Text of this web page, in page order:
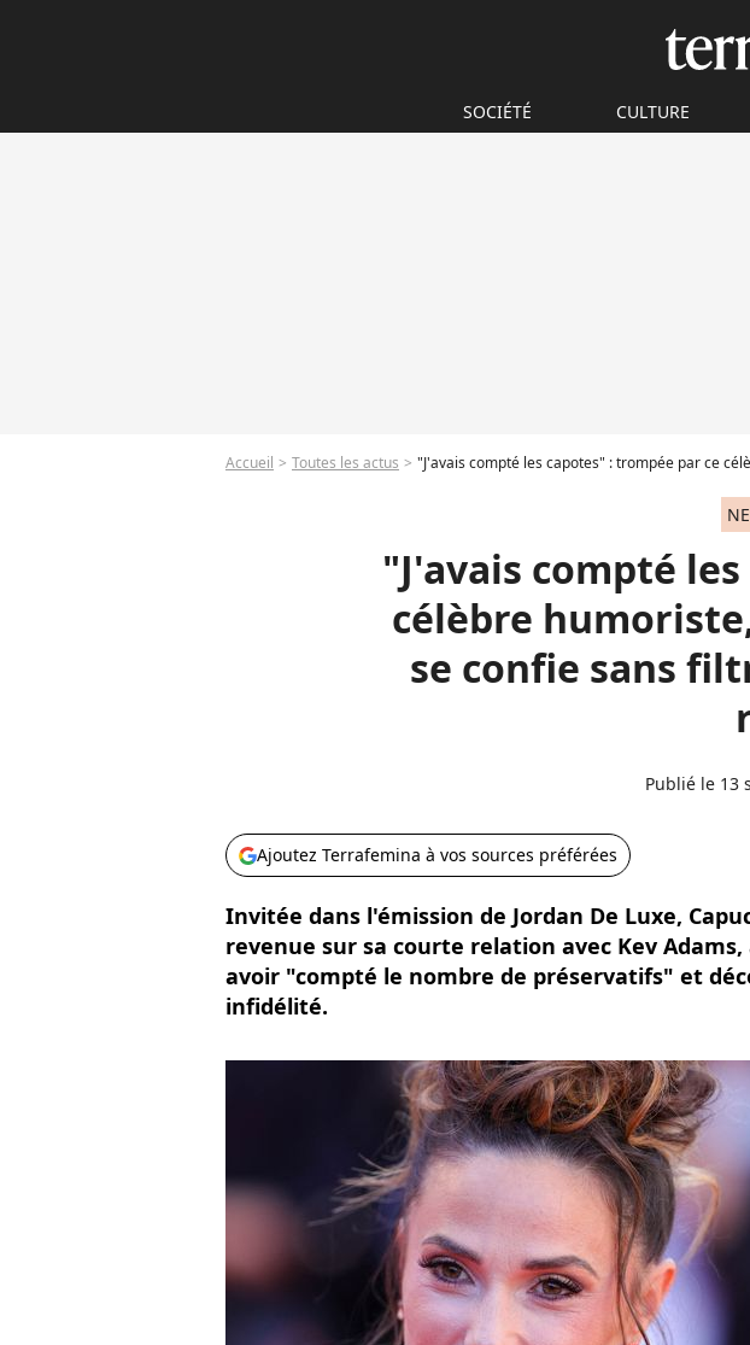
SOCIÉTÉ CULTURE
Accueil Toutes les actus "J'avais compté les capotes" : trompée par ce
"J'avais compté
célèbre
se confie sans
Publié le 13
Ajoutez Terrafemina à vos sources préférées
Invitée dans l'émission de Jordan De Luxe,
revenue sur sa courte relation avec Kev
avoir "compté le nombre de préservatifs" et
infidélité.